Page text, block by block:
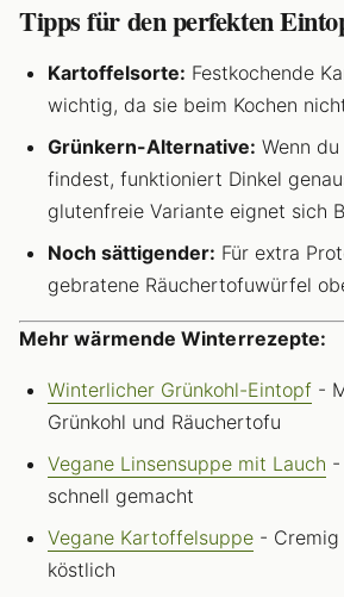
Tipps für den perfekten
Kartoffelsorte: Festkochende
wichtig, da sie beim Kochen
Grünkern-Alternative: Wenn
findest, funktioniert Dinkel
glutenfreie Variante eignet sich
Noch sättigender: Für extra
gebratene Räuchertofuwürfel
Mehr wärmende Winterrezepte:
Winterlicher Grünkohl-Eintopf -
Grünkohl und Räuchertofu
Vegane Linsensuppe mit Lauch -
schnell gemacht
Vegane Kartoffelsuppe - Cremig
köstlich